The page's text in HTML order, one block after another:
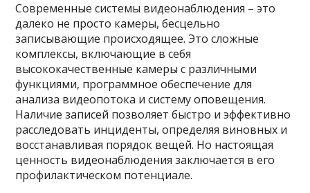
Современные системы видеонаблюдения – это
далеко не просто камеры, бесцельно
записывающие происходящее. Это сложные
комплексы, включающие в себя
высококачественные камеры с различными
функциями, программное обеспечение для
анализа видеопотока и систему оповещения.
Наличие записей позволяет быстро и эффективно
расследовать инциденты, определяя виновных и
восстанавливая порядок вещей. Но настоящая
ценность видеонаблюдения заключается в его
профилактическом потенциале.